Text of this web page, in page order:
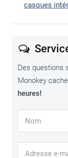
casques
Des questions
Monokey
heures!